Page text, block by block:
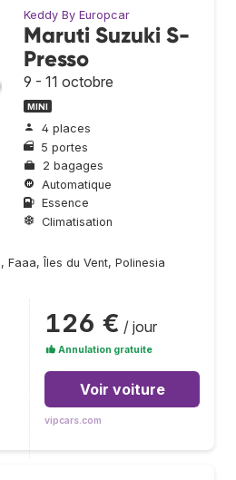
Keddy By Europcar
Maruti Suzuki S-
Presso
9 - 11 octobre
MINI
4 places
5 portes
2 bagages
Automatique
Essence
Climatisation
Faaa, Îles du Vent, Polinesia
126 € / jour
Annulation gratuite
Voir voiture
vipcars.com